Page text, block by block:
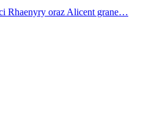
Rhaenyry oraz Alicent grane…